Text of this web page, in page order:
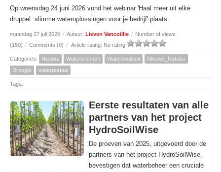
Op woensdag 24 juni 2026 vond het webinar 'Haal meer uit elke
druppel: slimme wateroplossingen voor je bedrijf' plaats.
maandag 27 juli 2026 / Auteur: Lieven Vancoillie / Number of views
(150) / Comments (0) / Article rating: No rating
Categories: Nieuws Waterbronnen Waterkwaliteit
Nieuws_Rotator
Droogte
waterportaal
Tags:
Eerste resultaten van alle
partners van het project
HydroSoilWise
De proeven van 2025, uitgevoerd door de
partners van het project HydroSoilWise,
bevestigen dat waterbeheer een cruciale